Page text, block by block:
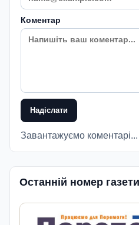
Коментар
Надіслати
Завантажуємо коментарі...
Останній номер газети